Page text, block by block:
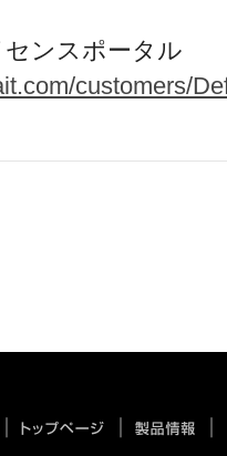
ンスポータル
customers/